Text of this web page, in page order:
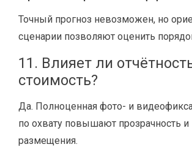
Точный прогноз невозможен, но
сценарии позволяют оценить
11. Влияет ли
стоимость?
Да. Полноценная фото- и
по охвату повышают прозрачность и
размещения.